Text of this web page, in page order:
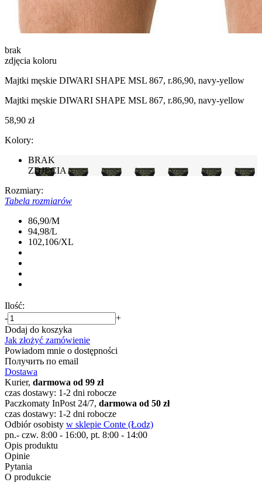
brak
zdjęcia koloru
Majtki męskie DIWARI SHAPE MSL 867, r.86,90, navy-yellow
Majtki męskie DIWARI SHAPE MSL 867, r.86,90, navy-yellow
58,90 zł
Kolory:
BRAK
ZDJĘCIA
Rozmiary:
Tabela rozmiarów
86,90/M
94,98/L
102,106/XL
Ilość:
-
+
Dodaj do koszyka
Jak złożyć zamówienie
Powiadom mnie o dostępności
Получить по email
Dostawa
Kurier, darmowa od 99 zł
czas dostawy: 1-2 dni robocze
Paczkomaty InPost 24/7, darmowa od 50 zł
czas dostawy: 1-2 dni robocze
Odbiór osobisty w sklepie Conte (Łodz)
pn.- czw. 8:00 - 16:00, pt. 8:00 - 14:00
Opis produktu
Opinie
Pytania
O produkcie